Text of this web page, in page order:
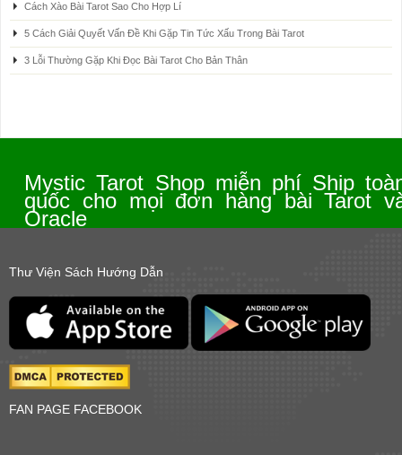
Cách Xào Bài Tarot Sao Cho Hợp Lí
5 Cách Giải Quyết Vấn Đề Khi Gặp Tin Tức Xấu Trong Bài Tarot
3 Lỗi Thường Gặp Khi Đọc Bài Tarot Cho Bản Thân
Mystic Tarot Shop miễn phí Ship
quốc cho mọi đơn hàng bài Tarot
Oracle
Thư Viện Sách Hướng Dẫn
FAN PAGE FACEBOOK